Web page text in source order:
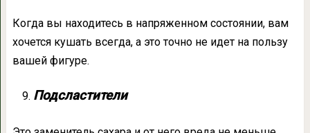
Когда вы находитесь в напряженном состоянии, вам
хочется кушать всегда, а это точно не идет на пользу
вашей фигуре.
Подсластители